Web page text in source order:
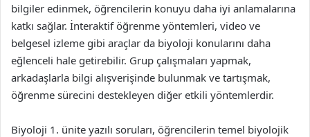
bilgiler edinmek, öğrencilerin konuyu daha iyi anlamalarına
katkı sağlar. İnteraktif öğrenme yöntemleri, video ve
belgesel izleme gibi araçlar da biyoloji konularını daha
eğlenceli hale getirebilir. Grup çalışmaları yapmak,
arkadaşlarla bilgi alışverişinde bulunmak ve tartışmak,
öğrenme sürecini destekleyen diğer etkili yöntemlerdir.
Biyoloji 1. ünite yazılı soruları, öğrencilerin temel biyolojik